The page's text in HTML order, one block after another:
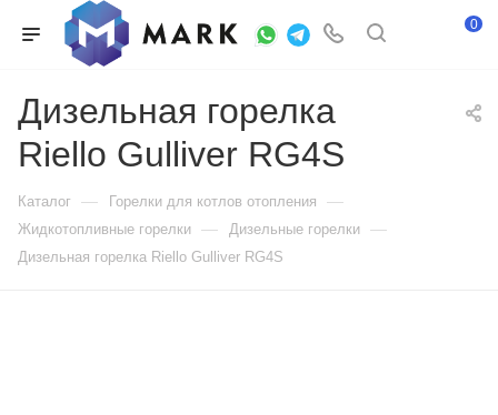
0
Дизельная горелка
Riello Gulliver RG4S
Каталог — Горелки для котлов отопления —
Жидкотопливные горелки — Дизельные горелки —
Дизельная горелка Riello Gulliver RG4S